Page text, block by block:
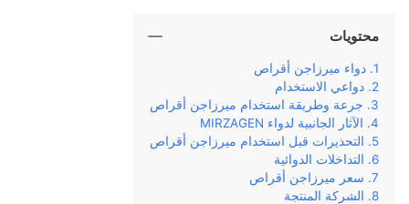
محتويات
دواء ميرزاجن أقراص
دواعي الاستخدام
جرعة وطريقة استخدام ميرزاجن أقراص
الآثار الجانبية لدواء MIRZAGEN
التحذيرات قبل استخدام ميرزاجن أقراص
التداخلات الدوائية
سعر ميرزاجن أقراص
الشركة المنتجة